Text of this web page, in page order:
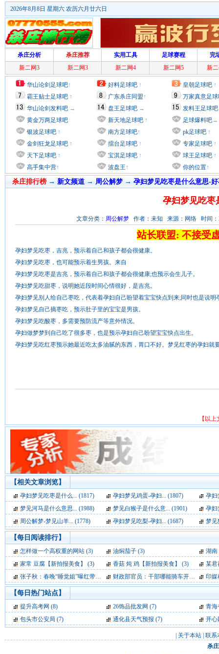
2026年8月8日 星期六 农历六月廿六日
杀庄分析 杀庄推荐 实用工具 足球赛程
完
新二网3
新二网3 新二网4 新二网5 新
华山论剑足球吧↑
霸王贴士足球吧 ↑
华山论剑发料吧 →
黄金万两足球吧
银波足球吧 ↑
金剑狂龙足球吧 ↑
天下足球吧 ↑
高手集中营↑
好料足球吧 ↑
广东杀庄同盟↑
盘王足球吧 →
新天地足球吧 ↑
南方足球吧↑
擂台足球吧 ↑
宝淇足球吧 ↑
波盘王↑
皇朝足球吧 ↑
万家真意足
发料王足球吧
足球爆料吧→
pk足球吧 ↑
专家足球吧 ↑
球王足球吧 ↑
你的位置↑
杀庄排行榜 → 新文频道→ 周公解梦 → 孕妇梦见吃枣是什么意思-
孕妇梦见吃枣
文章分类： 周公解梦 作者：未知 来源：网络 时间：
站长联盟: 不接受
孕妇梦见吃枣，吉兆，预示着自己和孩子都会很健康。
孕妇梦见吃枣，也可能预示着生男孩。来自
孕妇梦见吃枣是吉兆，预示着自己和孩子都会很健康;也预示会生儿子。
孕妇梦见吃甜枣，说明她近段时间心情很好，是吉兆。
孕妇梦见别人给自己枣吃，代表着孕妇自己盼望着宝宝快点到来;同时也是说明
孕妇梦见自己摘枣吃，预示肚子里的宝宝是男孩。
孕妇梦见吃酸枣，多需要预防流产等意外情况。
孕妇做梦梦到自己吃了很多枣，也是预示孕妇自己盼望宝宝快点出生。
孕妇梦见吃红枣预示她最近吃太多油腻的东西，胃口不好。梦见红枣的孕妇就
【以
【相关文章浏览】
孕妇梦见吃枣是什么... (1817) 孕妇梦见鸡蛋-孕妇... (1807)
孕妇
梦见河马是什么意思... (1988)
梦见白猴子是什么意... (1901)
孕妇
周公解梦-梦见山羊... (1778)
孕妇梦见吃梨-孕妇... (1687) 梦见
【每日阅读排行】
怎样做一个高权重的网站 (3) 油焖茄子 (3)
湖南
家常 豆腐【新拍报美食】 (3)
香菇 炖 鸡【新拍报美食】 (3)
某
张子秋：春晚“睡觉姐”曝红带给央视多少尴尬 (3)
财政部官员：干部哪能骑车开会 公车费是要花的 (3) 印媒称
【每日热门站点】
提升高考网 (8) 26饰品批发网 (7)
青海
包头市公安局 (7) 通化县天气预报 (7) 开心
关于本站 联系
杀